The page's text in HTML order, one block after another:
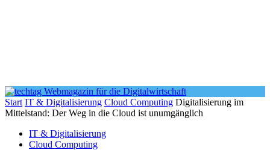
Start IT & Digitalisierung Cloud Computing Digitalisierung im
Mittelstand: Der Weg in die Cloud ist unumgänglich
IT & Digitalisierung
Cloud Computing